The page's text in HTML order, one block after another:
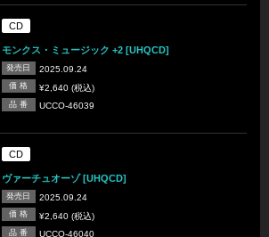
CD
モンクス・ミュージック +2 [UHQCD]
発売日 2025.09.24
価 格 ¥2,640 (税込)
品 番 UCCO-46039
CD
ヴァーチュオーゾ [UHQCD]
発売日 2025.09.24
価 格 ¥2,640 (税込)
品 番 UCCO-46040